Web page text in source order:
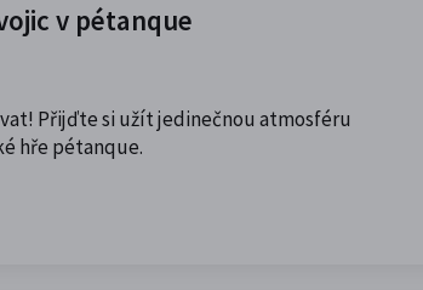
v pétanque
Přijďte si užít jedinečnou atmosféru
hře pétanque.